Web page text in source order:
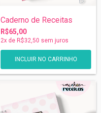
Caderno de Receitas
R$65,00
2x de R$32,50 sem juros